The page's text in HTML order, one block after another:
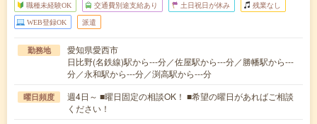
職種未経験OK 交通費別途支給あり 土日祝日が休み 残業なし
WEB登録OK 派遣
勤務地
愛知県愛西市
日比野(名鉄線)駅から---分／佐屋駅から---分／勝幡駅から---
分／永和駅から---分／渕高駅から---分
曜日頻度
週4日～ ■曜日固定の相談OK！ ■希望の曜日があればご相談
ください！